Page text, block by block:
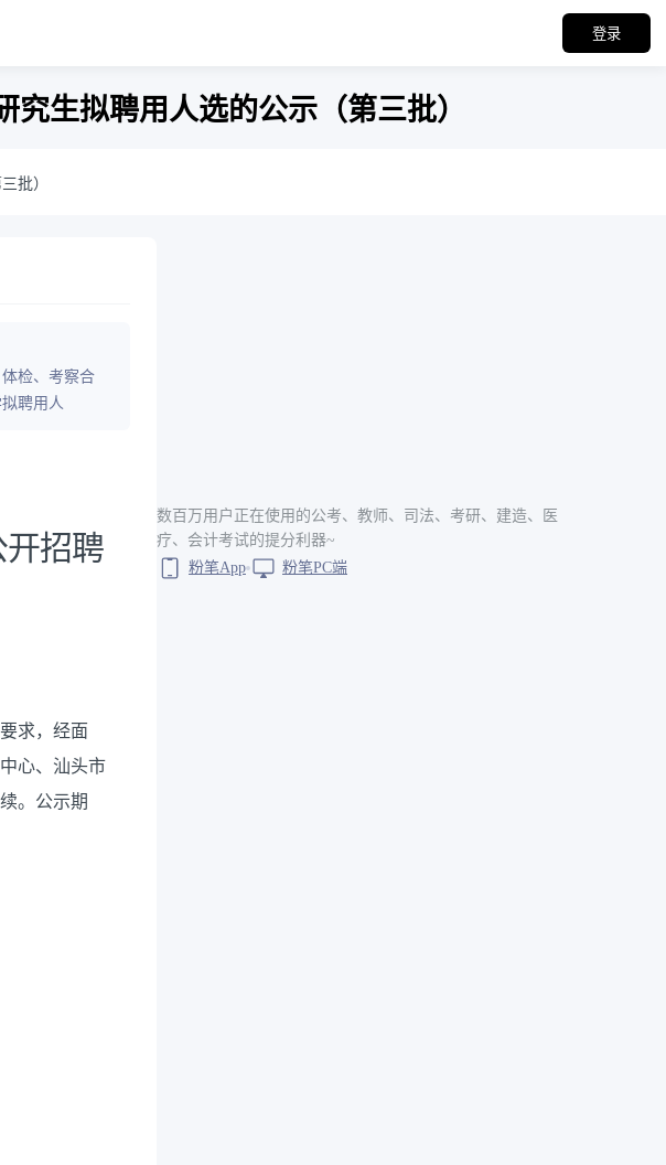
登录
生拟聘用人选的公示（第三批）
批）
检、考察合
聘用人
招聘
求，经面
心、汕头市
。公示期
数百万用户正在使用的公考、教师、司法、考研、建造、医
疗、会计考试的提分利器~
粉笔App
粉笔PC端